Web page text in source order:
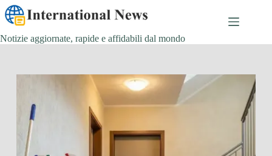
Salta
al
contenuto
Notizie aggiornate, rapide e affidabili dal mondo